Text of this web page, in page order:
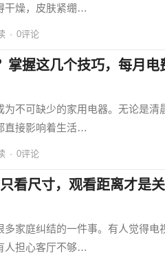
干燥，皮肤紧绷…
· 0评论
掌握这几个技巧，每月电
不可缺少的家用电器。无论是清
直接影响着生活…
· 0评论
看尺寸，观看距离才是关
家庭纠结的一件事。有人觉得电
人担心客厅不够…